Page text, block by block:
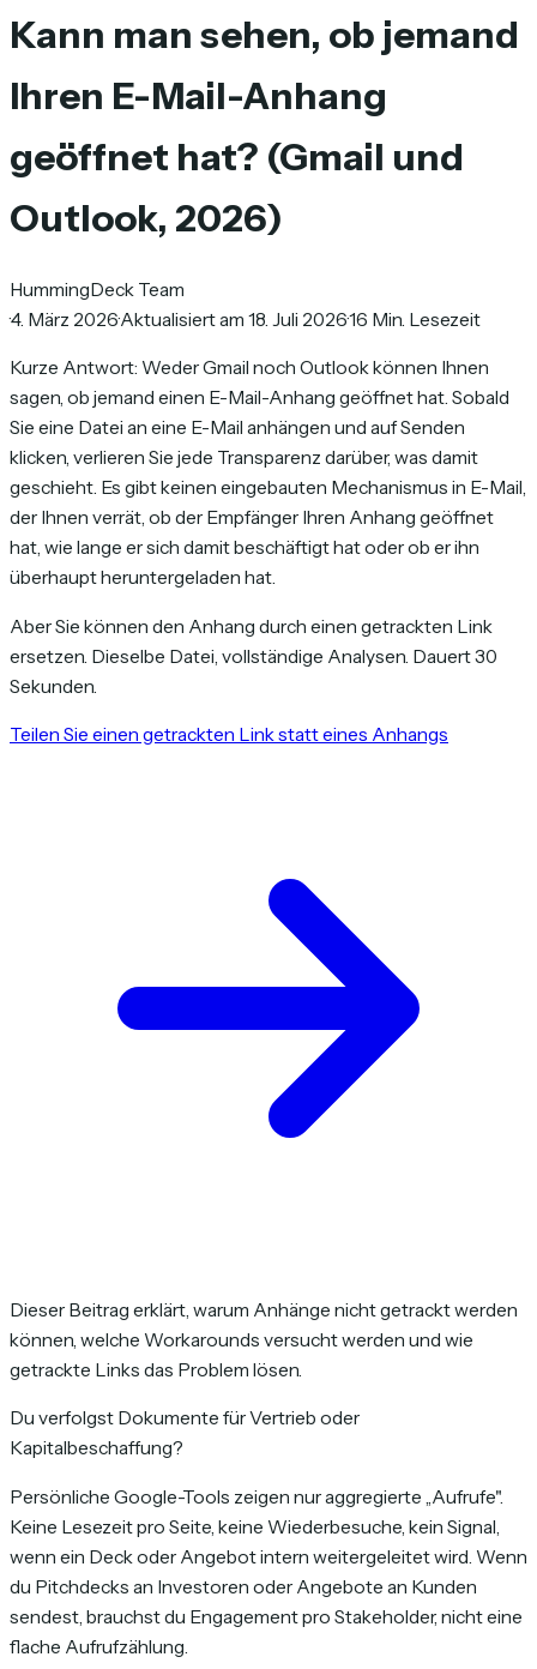
Kann man sehen, ob jemand
Ihren E-Mail-Anhang
geöffnet hat? (Gmail und
Outlook, 2026)
HummingDeck Team
·4. März 2026·Aktualisiert am 18. Juli 2026·16 Min. Lesezeit
Kurze Antwort: Weder Gmail noch Outlook können Ihnen
sagen, ob jemand einen E-Mail-Anhang geöffnet hat. Sobald
Sie eine Datei an eine E-Mail anhängen und auf Senden
klicken, verlieren Sie jede Transparenz darüber, was damit
geschieht. Es gibt keinen eingebauten Mechanismus in E-Mail,
der Ihnen verrät, ob der Empfänger Ihren Anhang geöffnet
hat, wie lange er sich damit beschäftigt hat oder ob er ihn
überhaupt heruntergeladen hat.
Aber Sie können den Anhang durch einen getrackten Link
ersetzen. Dieselbe Datei, vollständige Analysen. Dauert 30
Sekunden.
Teilen Sie einen getrackten Link statt eines Anhangs
Dieser Beitrag erklärt, warum Anhänge nicht getrackt werden
können, welche Workarounds versucht werden und wie
getrackte Links das Problem lösen.
Du verfolgst Dokumente für Vertrieb oder
Kapitalbeschaffung?
Persönliche Google-Tools zeigen nur aggregierte „Aufrufe".
Keine Lesezeit pro Seite, keine Wiederbesuche, kein Signal,
wenn ein Deck oder Angebot intern weitergeleitet wird. Wenn
du Pitchdecks an Investoren oder Angebote an Kunden
sendest, brauchst du Engagement pro Stakeholder, nicht eine
flache Aufrufzählung.